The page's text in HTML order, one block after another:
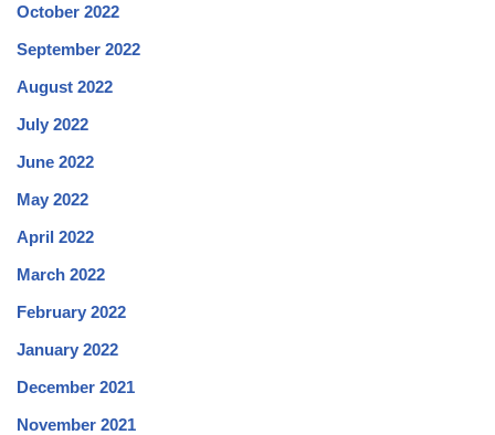
October 2022
September 2022
August 2022
July 2022
June 2022
May 2022
April 2022
March 2022
February 2022
January 2022
December 2021
November 2021